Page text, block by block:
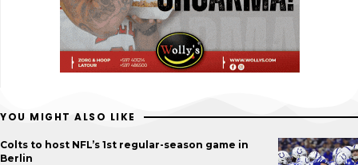
YOU MIGHT ALSO LIKE
Colts to host NFL’s 1st regular-season game in
Berlin